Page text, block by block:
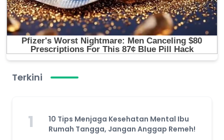
Terkini
1
10 Tips Menjaga Kesehatan Mental Ibu
Rumah Tangga, Jangan Anggap Remeh!